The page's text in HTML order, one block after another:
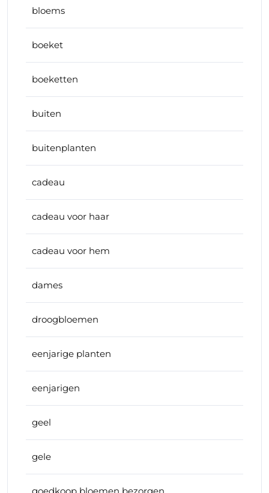
bloems
boeket
boeketten
buiten
buitenplanten
cadeau
cadeau voor haar
cadeau voor hem
dames
droogbloemen
eenjarige planten
eenjarigen
geel
gele